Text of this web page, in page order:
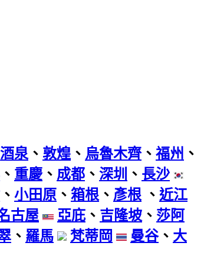
酒泉 、 敦煌 、 烏魯木齊、 福州 、
、 重慶、 成都 、 深圳 、 長沙
、 小田原 、 箱根 、 彥根 、 近江
古屋 亞庇 、 吉隆坡 、 莎阿
、 羅馬 梵蒂岡 曼谷、 大